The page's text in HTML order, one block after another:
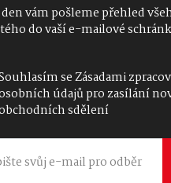
den vám pošleme přehled
do vaší e-mailové
seZásadami
údajůpro zasílání
sdělení